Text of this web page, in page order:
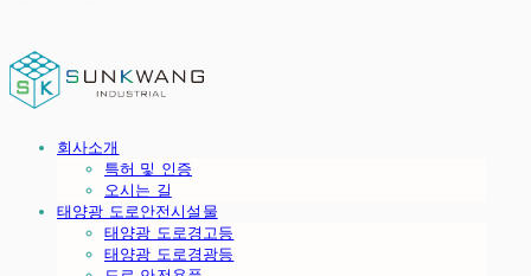
회사소개
특허 및 인증
오시는 길
태양광 도로안전시설물
태양광 도로경고등
태양광 도로경광등